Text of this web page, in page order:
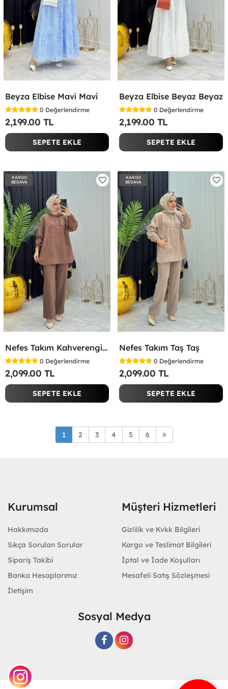
Beyza Elbise Mavi Mavi
0 Değerlendirme
2,199.00 TL
SEPETE EKLE
Beyza Elbise Beyaz Beyaz
0 Değerlendirme
2,199.00 TL
SEPETE EKLE
KARGO
BEDAVA
Nefes Takım Kahverengi Kahverengi
0 Değerlendirme
2,099.00 TL
SEPETE EKLE
KARGO
BEDAVA
Nefes Takım Taş Taş
0 Değerlendirme
2,099.00 TL
SEPETE EKLE
1 2 3 4 5 6
Kurumsal
Hakkımızda
Sıkça Sorulan Sorular
Sipariş Takibi
Banka Hesaplarımız
İletişim
Müşteri Hizmetleri
Gizlilik ve Kvkk Bilgileri
Kargo ve Teslimat Bilgileri
İptal ve İade Koşulları
Mesafeli Satış Sözleşmesi
Sosyal Medya